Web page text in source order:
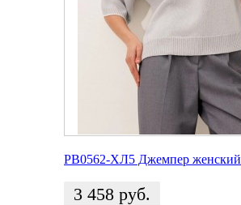
РВ0562-ХЛ5 Джемпер женский
3 458 руб.